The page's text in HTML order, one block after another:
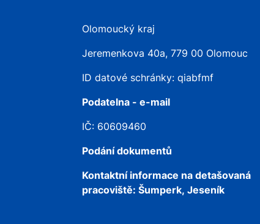
Olomoucký kraj
Jeremenkova 40a, 779 00 Olomouc
ID datové schránky: qiabfmf
Podatelna - e-mail
IČ: 60609460
Podání dokumentů
Kontaktní informace na detašovaná
pracoviště: Šumperk, Jeseník